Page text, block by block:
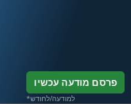
פרסם מודעה עכשיו
*למודעה/לחודש